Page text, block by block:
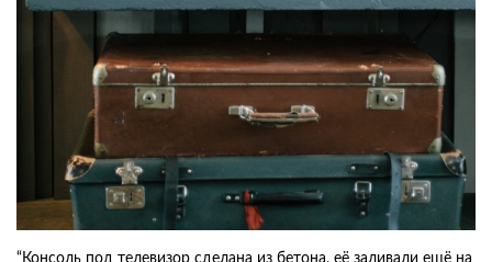
“Консоль под телевизор сделана из бетона, её заливали ещё на